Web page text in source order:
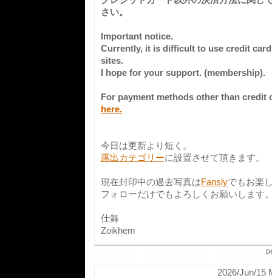
さい。
Important notice.
Currently, it is difficult to use credit
sites.
I hope for your support. (membership).
For payment methods other than credit
here.
今日は更新より短く。
露出カテゴリーに設置させて頂きます。
現在封印中の過去写真はFanslyでもお楽
フォローだけでもよろしくお願いします
仕舞
Zoikhem
2026/Jun/15